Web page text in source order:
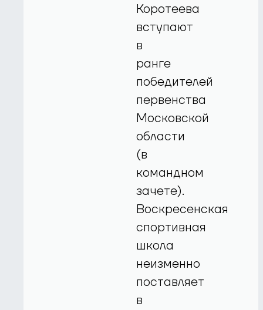
Коротеева
вступают
в
ранге
победителей
первенства
Московской
области
(в
командном
зачете).
Воскресенская
спортивная
школа
неизменно
поставляет
в